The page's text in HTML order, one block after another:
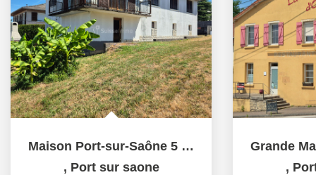
Maison Port-sur-Saône 5 pièce(s) 105 m2 sur 575 m2 de...
, Port sur saone ,